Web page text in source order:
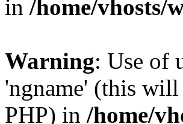
in /home/vhosts/
Warning: Use of
'ngname' (this
PHP) in /home/